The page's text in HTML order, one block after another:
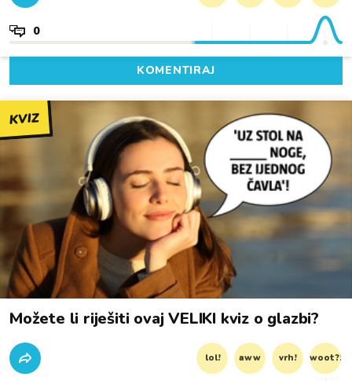
0
KOMENTIRAJ
KVIZ
Možete li riješiti ovaj VELIKI kviz o glazbi?
lol! aww vrh! woot?!